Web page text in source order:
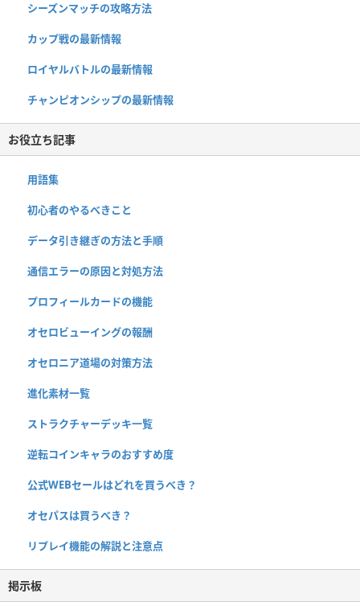
シーズンマッチの攻略方法
カップ戦の最新情報
ロイヤルバトルの最新情報
チャンピオンシップの最新情報
お役立ち記事
用語集
初心者のやるべきこと
データ引き継ぎの方法と手順
通信エラーの原因と対処方法
プロフィールカードの機能
オセロビューイングの報酬
オセロニア道場の対策方法
進化素材一覧
ストラクチャーデッキ一覧
逆転コインキャラのおすすめ度
公式WEBセールはどれを買うべき？
オセパスは買うべき？
リプレイ機能の解説と注意点
掲示板